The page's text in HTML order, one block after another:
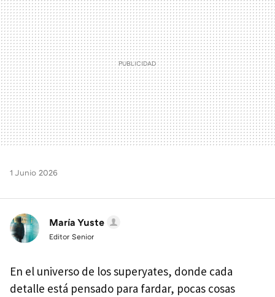
1 Junio 2026
María Yuste
Editor Senior
En el universo de los superyates, donde cada
detalle está pensado para fardar, pocas cosas